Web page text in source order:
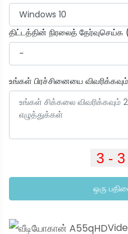
திட்டத்தின் நிரலைத் தேர்வுசெய்க
உங்கள் பிரச்சினையை விவரிக்கவும்
ஒரு